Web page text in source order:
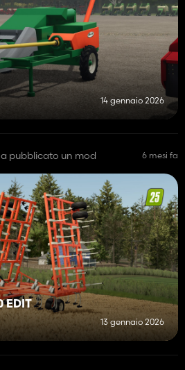
14 gennaio 2026
pubblicato un mod 6 mesi fa
EDIT
13 gennaio 2026